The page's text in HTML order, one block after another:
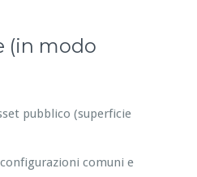
(in modo
pubblico (superficie
comuni e